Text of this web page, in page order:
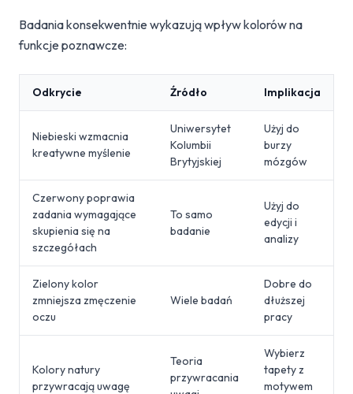
Badania konsekwentnie wykazują wpływ kolorów na
funkcje poznawcze:
Odkrycie Źródło Implikacja
Niebieski wzmacnia
kreatywne myślenie
Uniwersytet
Kolumbii
Brytyjskiej
Użyj do
burzy
mózgów
Czerwony poprawia
zadania wymagające
skupienia się na
szczegółach
To samo
badanie
Użyj do
edycji i
analizy
Zielony kolor
zmniejsza zmęczenie
oczu
Wiele badań
Dobre do
dłuższej
pracy
Kolory natury
przywracają uwagę
Teoria
przywracania
Wybierz
tapety z
motywem